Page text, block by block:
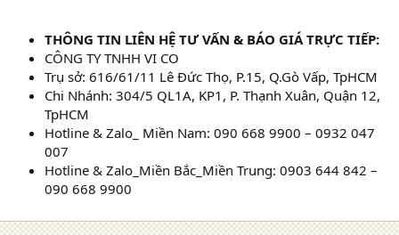
THÔNG TIN LIÊN HỆ TƯ VẤN & BÁO GIÁ TRỰC TIẾP:
CÔNG TY TNHH VI CO
Trụ sở: 616/61/11 Lê Đức Thọ, P.15, Q.Gò Vấp, TpHCM
Chi Nhánh: 304/5 QL1A, KP1, P. Thạnh Xuân, Quận 12,
TpHCM
Hotline & Zalo_ Miền Nam: 090 668 9900 – 0932 047
007
Hotline & Zalo_Miền Bắc_Miền Trung: 0903 644 842 –
090 668 9900